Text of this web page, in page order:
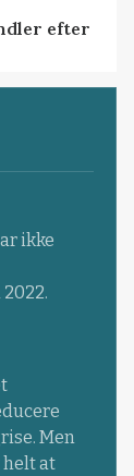
efter
ikke
Men
helt at